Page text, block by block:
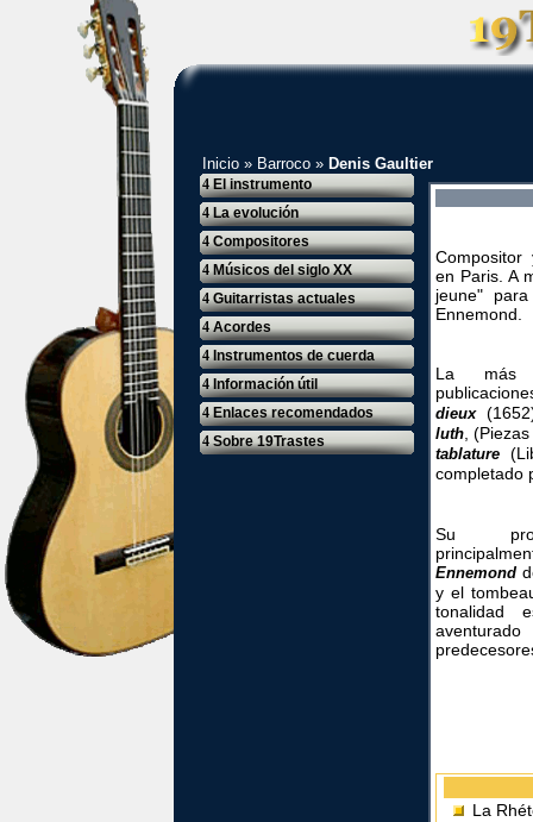
Inicio » Barroco » Denis Gaultier
4El instrumento
4La evolución
4Compositores
4Músicos del siglo XX
4Guitarristas actuales
4Acordes
4Instrumentos de cuerda
4Información útil
4Enlaces recomendados
4Sobre 19Trastes
en Paris. A
jeune"
Ennemond.
La más
dieux
luth ,
tablature
completado
Su
Ennemond
y el
tonalidad
La